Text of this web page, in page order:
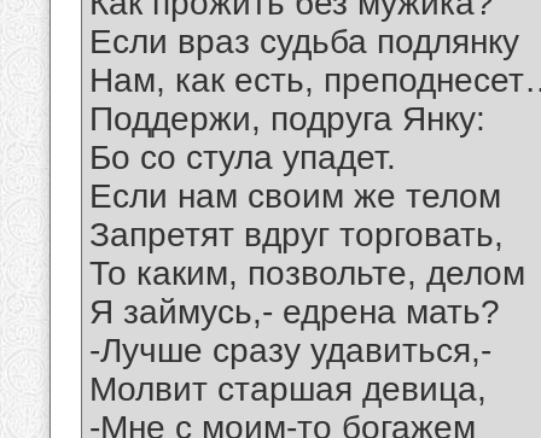
Если враз судьба подлянку
Нам, как есть,
Поддержи, подруга Янку:
Бо со стула упадет.
Если нам своим же телом
Запретят вдруг торговать,
То каким, позвольте, делом
Я займусь,- едрена мать?
-Лучше сразу удавиться,-
Молвит старшая девица,
-Мне с моим-то богажем